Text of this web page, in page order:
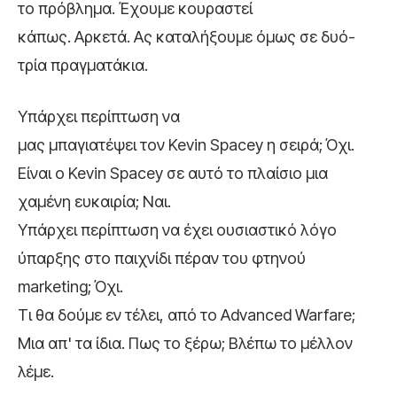
το πρόβλημα. Έχουμε κουραστεί
κάπως. Αρκετά. Ας καταλήξουμε όμως σε δυό-
τρία πραγματάκια.
Υπάρχει περίπτωση να
μας μπαγιατέψει τον Kevin Spacey η σειρά; Όχι.
Είναι ο Kevin Spacey σε αυτό το πλαίσιο μια
χαμένη ευκαιρία; Ναι.
Υπάρχει περίπτωση να έχει ουσιαστικό λόγο
ύπαρξης στο παιχνίδι πέραν του φτηνού
marketing; Όχι.
Τι θα δούμε εν τέλει, από το Advanced Warfare;
Μια απ' τα ίδια. Πως το ξέρω; Βλέπω το μέλλον
λέμε.